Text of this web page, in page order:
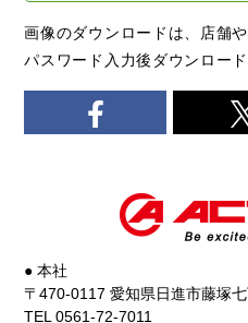
画像のダウンロードは、店舗
パスワード入力後ダウンロー
● 本社
〒470-0117 愛知県日進市藤塚
TEL 0561-72-7011